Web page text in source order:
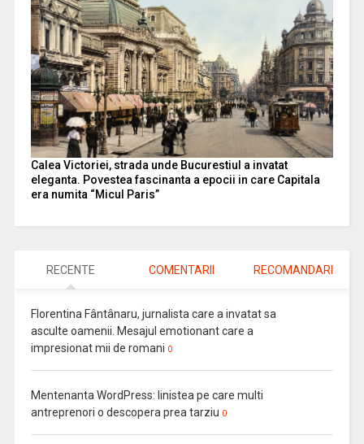
Calea Victoriei, strada unde Bucurestiul a invatat
eleganta. Povestea fascinanta a epocii in care Capitala
era numita “Micul Paris”
RECENTE COMENTARII RECOMANDARI
Florentina Fântânaru, jurnalista care a invatat sa
asculte oamenii. Mesajul emotionant care a
impresionat mii de romani 0
Mentenanta WordPress: linistea pe care multi
antreprenori o descopera prea tarziu 0